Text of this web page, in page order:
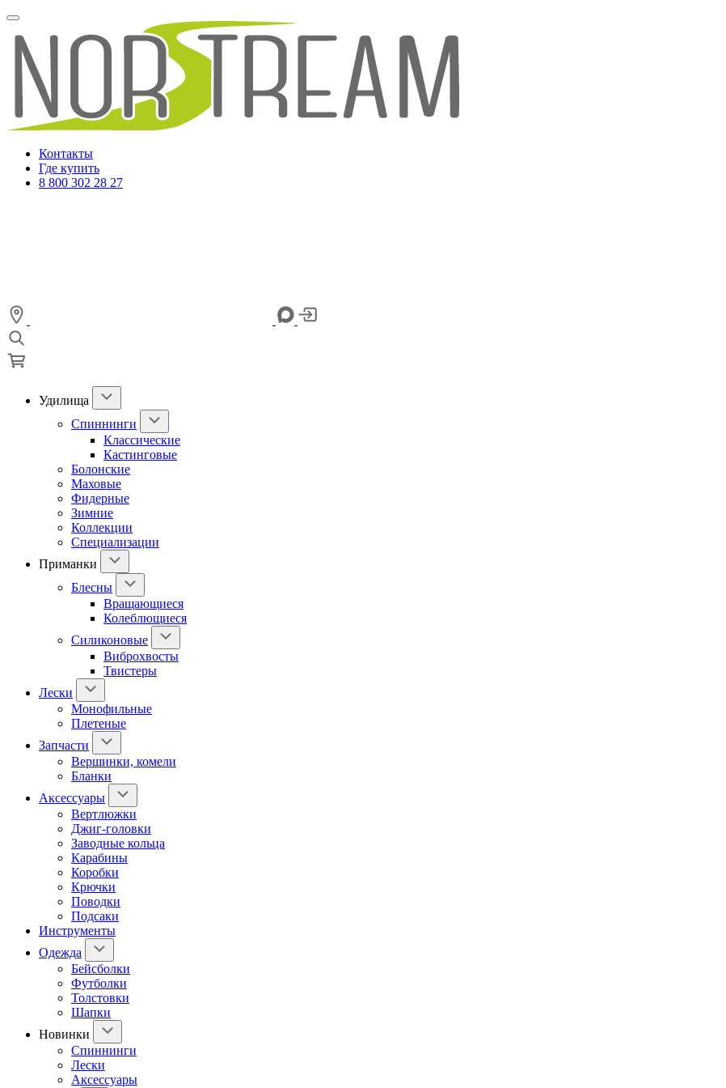
Контакты
Где купить
8 800 302 28 27
Удилища
Спиннинги
Классические
Кастинговые
Болонские
Маховые
Фидерные
Зимние
Коллекции
Специализации
Приманки
Блесны
Вращающиеся
Колеблющиеся
Силиконовые
Виброхвосты
Твистеры
Лески
Монофильные
Плетеные
Запчасти
Вершинки, комели
Бланки
Аксессуары
Вертлюжки
Джиг-головки
Заводные кольца
Карабины
Коробки
Крючки
Поводки
Подсаки
Инструменты
Одежда
Бейсболки
Футболки
Толстовки
Шапки
Новинки
Спиннинги
Лески
Аксессуары